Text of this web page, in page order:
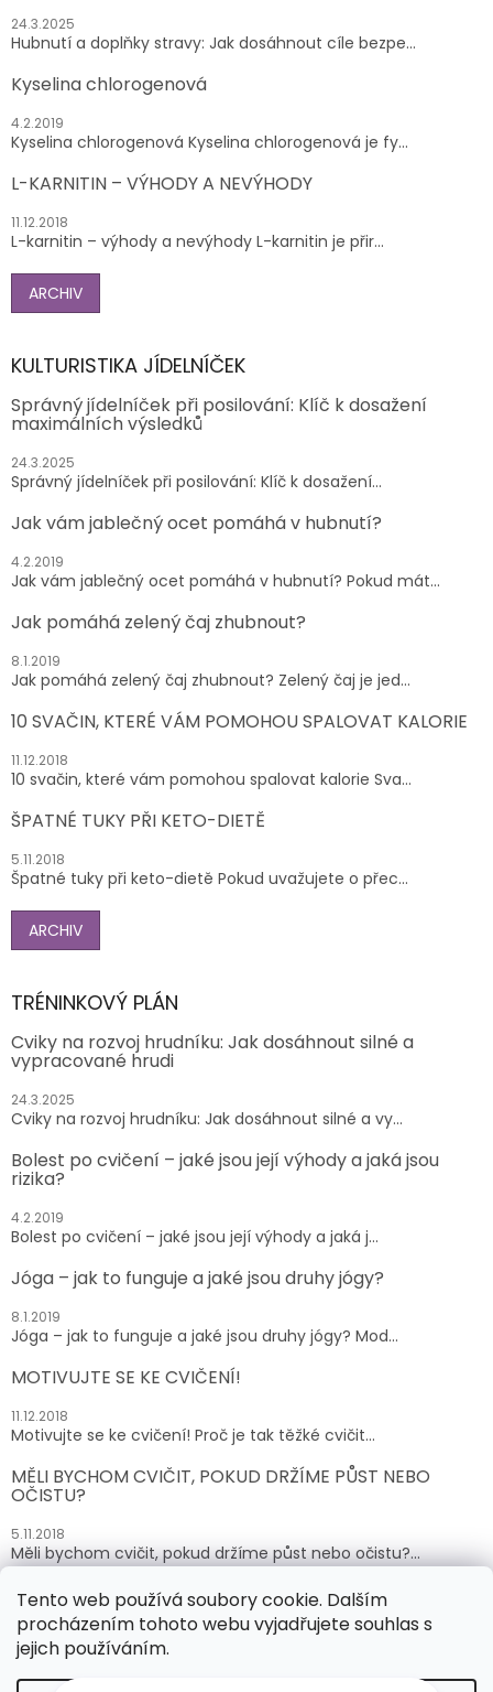
Tento web používá soubory cookie. Dalším
procházením tohoto webu vyjadřujete souhlas s
jejich používáním.
24.3.2025
Hubnutí a doplňky stravy: Jak dosáhnout cíle bezpe...
Kyselina chlorogenová
4.2.2019
Kyselina chlorogenová Kyselina chlorogenová je fy...
L-KARNITIN – VÝHODY A NEVÝHODY
11.12.2018
L-karnitin – výhody a nevýhody L-karnitin je přir...
ARCHIV
KULTURISTIKA JÍDELNÍČEK
Správný jídelníček při posilování: Klíč k dosažení
maximálních výsledků
24.3.2025
Správný jídelníček při posilování: Klíč k dosažení...
Jak vám jablečný ocet pomáhá v hubnutí?
4.2.2019
Jak vám jablečný ocet pomáhá v hubnutí? Pokud mát...
Jak pomáhá zelený čaj zhubnout?
8.1.2019
Jak pomáhá zelený čaj zhubnout? Zelený čaj je jed...
10 SVAČIN, KTERÉ VÁM POMOHOU SPALOVAT KALORIE
11.12.2018
10 svačin, které vám pomohou spalovat kalorie Sva...
ŠPATNÉ TUKY PŘI KETO-DIETĚ
5.11.2018
Špatné tuky při keto-dietě Pokud uvažujete o přec...
ARCHIV
TRÉNINKOVÝ PLÁN
Cviky na rozvoj hrudníku: Jak dosáhnout silné a
vypracované hrudi
24.3.2025
Cviky na rozvoj hrudníku: Jak dosáhnout silné a vy...
Bolest po cvičení – jaké jsou její výhody a jaká jsou
rizika?
4.2.2019
Bolest po cvičení – jaké jsou její výhody a jaká j...
Jóga – jak to funguje a jaké jsou druhy jógy?
8.1.2019
Jóga – jak to funguje a jaké jsou druhy jógy? Mod...
MOTIVUJTE SE KE CVIČENÍ!
11.12.2018
Motivujte se ke cvičení! Proč je tak těžké cvičit...
MĚLI BYCHOM CVIČIT, POKUD DRŽÍME PŮST NEBO
OČISTU?
5.11.2018
Měli bychom cvičit, pokud držíme půst nebo očistu?...
ARCHIV